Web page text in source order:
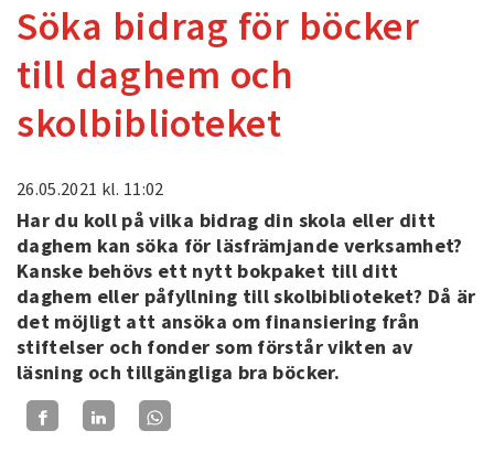
Söka bidrag för böcker
till daghem och
skolbiblioteket
26.05.2021 kl. 11:02
Har du koll på vilka bidrag din skola eller ditt
daghem kan söka för läsfrämjande verksamhet?
Kanske behövs ett nytt bokpaket till ditt
daghem eller påfyllning till skolbiblioteket? Då är
det möjligt att ansöka om finansiering från
stiftelser och fonder som förstår vikten av
läsning och tillgängliga bra böcker.